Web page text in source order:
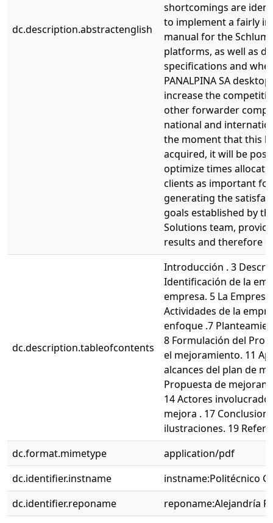
dc.description.abstractenglish
shortcomings are
to implement a fairly
manual for the
platforms, as well as
specifications and
PANALPINA SA
increase the
other forwarder
national and
the moment that this
acquired, it will be
optimize times
clients as important
generating the
goals established by
Solutions team,
results and therefore
dc.description.tableofcontents
Introducción . 3
Identificación de la
empresa. 5 La
Actividades de la
enfoque .7
8 Formulación del
el mejoramiento. 11
alcances del plan de
Propuesta de
14 Actores
mejora . 17
ilustraciones. 19
dc.format.mimetype
application/pdf
dc.identifier.instname
instname:Politécnico
dc.identifier.reponame
reponame:Alejandría